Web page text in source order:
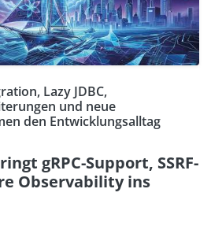
Lazy JDBC,
und neue
den Entwicklungsalltag
gRPC-Support, SSRF-
Observability ins